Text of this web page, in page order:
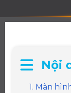
Nội
1. Màn